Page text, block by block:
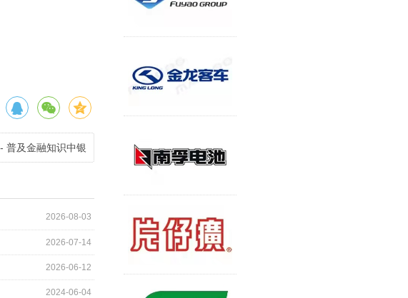
普及金融知识中银
2026-08-03
2026-07-14
2026-06-12
2024-06-04